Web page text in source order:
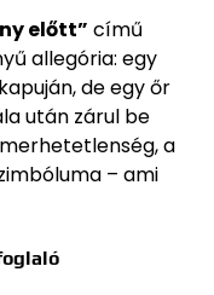
előtt” című
allegória: egy
de egy őr
után zárul be
a
– ami